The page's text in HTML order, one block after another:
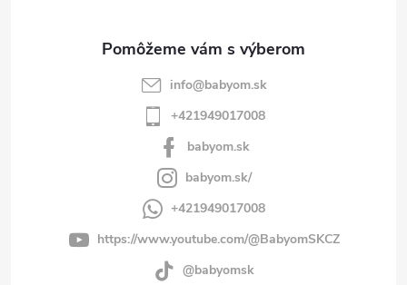
info@babyom.sk
+421949017008
babyom.sk
babyom.sk/
+421949017008
https://www.youtube.com/@BabyomSKCZ
@babyomsk